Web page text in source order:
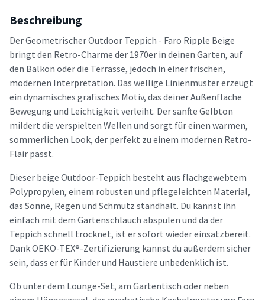
Beschreibung
Der Geometrischer Outdoor Teppich - Faro Ripple Beige
bringt den Retro-Charme der 1970er in deinen Garten, auf
den Balkon oder die Terrasse, jedoch in einer frischen,
modernen Interpretation. Das wellige Linienmuster erzeugt
ein dynamisches grafisches Motiv, das deiner Außenfläche
Bewegung und Leichtigkeit verleiht. Der sanfte Gelbton
mildert die verspielten Wellen und sorgt für einen warmen,
sommerlichen Look, der perfekt zu einem modernen Retro-
Flair passt.
Dieser beige Outdoor-Teppich besteht aus flachgewebtem
Polypropylen, einem robusten und pflegeleichten Material,
das Sonne, Regen und Schmutz standhält. Du kannst ihn
einfach mit dem Gartenschlauch abspülen und da der
Teppich schnell trocknet, ist er sofort wieder einsatzbereit.
Dank OEKO-TEX®-Zertifizierung kannst du außerdem sicher
sein, dass er für Kinder und Haustiere unbedenklich ist.
Ob unter dem Lounge-Set, am Gartentisch oder neben